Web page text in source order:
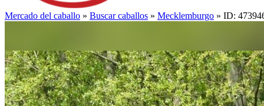
Mercado del caballo » Buscar caballos » Mecklemburgo » ID: